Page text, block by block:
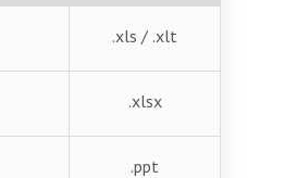
.xls / .xlt
.xlsx
.ppt